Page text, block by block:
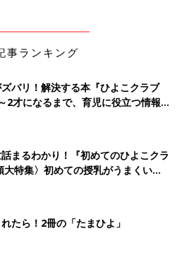
事ランキング
バリ！解決する本『ひよこクラブ
才になるまで、育児に役立つ情報が
まるわかり！『初めてのひよこクラ
大特集〉初めての授乳がうまくい
ルクの基本と夏のトラブル 解決テ
たら！2冊の「たまひよ」